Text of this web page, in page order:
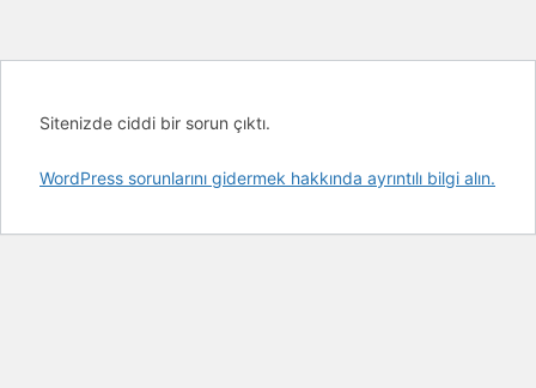
Sitenizde ciddi bir sorun çıktı.
WordPress sorunlarını gidermek hakkında ayrıntılı bilgi alın.